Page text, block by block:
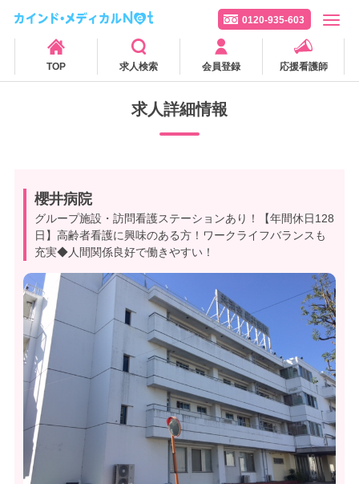
0120-935-603
TOP 求人検索 会員登録 応援看護師
求人詳細情報
櫻井病院
グループ施設・訪問看護ステーションあり！【年間休日128
日】高齢者看護に興味のある方！ワークライフバランスも
充実◆人間関係良好で働きやすい！